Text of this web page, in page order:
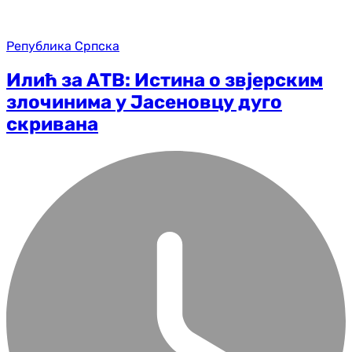
Република Српска
Илић за АТВ: Истина о звјерским
злочинима у Јасеновцу дуго
скривана